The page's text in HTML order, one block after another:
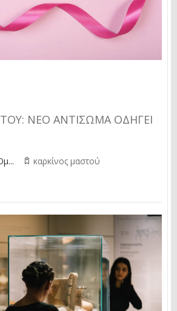
ΝΕΟ ΑΝΤΙΣΩΜΑ ΟΔΗΓΕΙ
καρκίνος μαστού